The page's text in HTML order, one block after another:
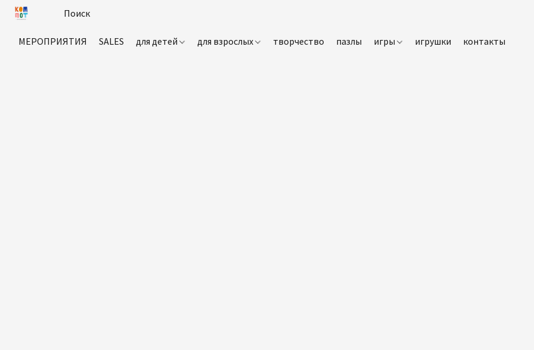
МЕРОПРИЯТИЯ SALES для детей для взрослых творчество пазлы игры игрушки контакты